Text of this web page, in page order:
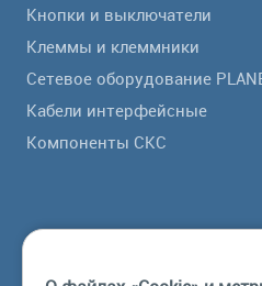
Кнопки и выключатели
Клеммы и клеммники
Сетевое оборудование
Кабели интерфейсные
Компоненты СКС